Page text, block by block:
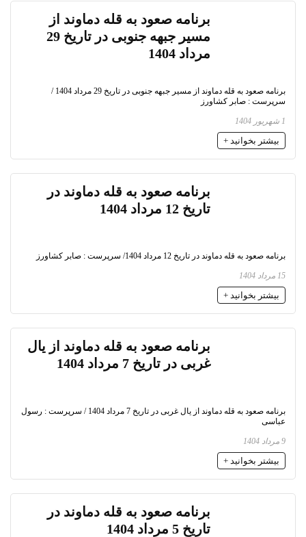
برنامه صعود به قله دماوند از
مسیر جبهه جنوبی در تاریخ 29
مرداد 1404
برنامه صعود به قله دماوند از مسیر جبهه جنوبی در تاریخ 29 مرداد 1404 /
سرپرست : صابر کشاورز
1 شهریور 1404
بیشتر بخوانید +
برنامه صعود به قله دماوند در
تاریخ 12 مرداد 1404
برنامه صعود به قله دماوند در تاریخ 12 مرداد 1404/ سرپرست : صابر کشاورز
15 مرداد 1404
بیشتر بخوانید +
برنامه صعود به قله دماوند از یال
غربی در تاریخ 7 مرداد 1404
برنامه صعود به قله دماوند از یال غربی در تاریخ 7 مرداد 1404 / سرپرست : رسول
عباسی
9 مرداد 1404
بیشتر بخوانید +
برنامه صعود به قله دماوند در
تاریخ 5 مرداد 1404